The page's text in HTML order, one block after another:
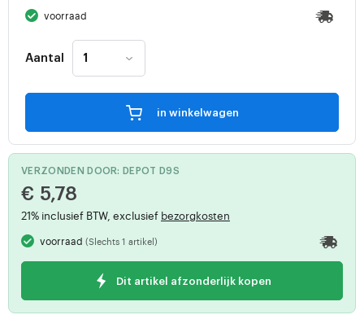
voorraad
Aantal
in winkelwagen
VERZONDEN DOOR: DEPOT D9S
€ 5,78
21% inclusief BTW, exclusief bezorgkosten
voorraad(Slechts 1 artikel)
Dit artikel afzonderlijk kopen